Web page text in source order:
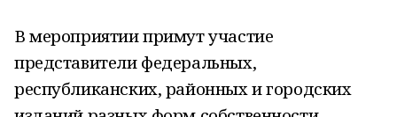
В мероприятии примут участие
представители федеральных,
республиканских, районных и городских